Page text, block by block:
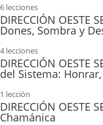
Reprogramación:
Heridas de la infancia
Heridas de la infancia
Viaje Chamanico Niño
Clase 2 dirección sur
Como realizar la
Viaje: Itu Apu y
Material teórico
Meditación Rio de Luz
Clase Jaguar 1
Material teórico:
6 lecciones
DIRECCIÓN OESTE
Dones, Sombra y
Material teórico
Viaje Chamánico
4 lecciones
DIRECCIÓN OESTE
del Sistema:
Clase 2 Jaguar
1 lección
DIRECCIÓN OESTE
Chamánica